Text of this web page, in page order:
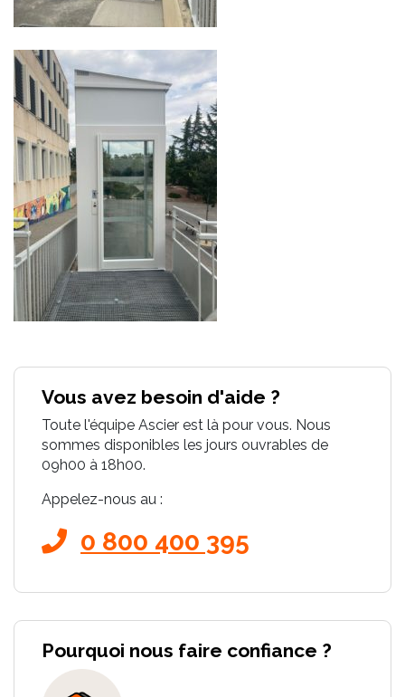
Vous avez besoin d'aide ?
Toute l'équipe Ascier est là pour vous. Nous
sommes disponibles les jours ouvrables de
09h00 à 18h00.
Appelez-nous au :
0 800 400 395
Pourquoi nous faire confiance ?